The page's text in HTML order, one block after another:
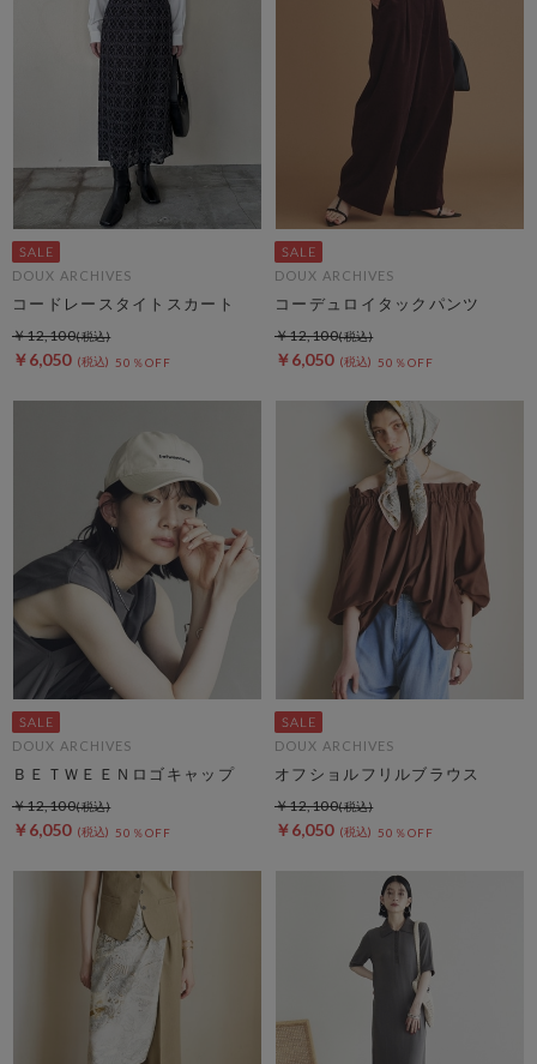
DOUX ARCHIVES
コードレースタイトスカート
￥6,050 50％OFF
￥12,100
DOUX ARCHIVES
コーデュロイタックパンツ
￥6,050 50％OFF
￥12,100
DOUX ARCHIVES
ＢＥＴＷＥＥＮロゴキャップ
￥6,050 50％OFF
￥12,100
DOUX ARCHIVES
オフショルフリルブラウス
￥6,050 50％OFF
￥12,100